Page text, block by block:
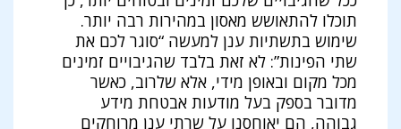
תוכלו להתאושש מאסון במהירות רבה יותר.
שימוש בתשתיות ענן למעשה “סוגר לכם את
שתי הפינות”: לא זאת בלבד שהגיבויים זמינים
מכל מקום ובאופן מידי, אלא שלרוב, כאשר
מדובר בספק בעל מודעות אבטחת מידע
גבוהה, הם יאוחסנו על שרתי ענן מרוחקים